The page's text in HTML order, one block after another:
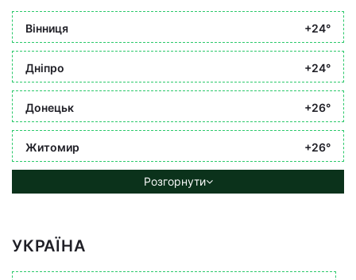
Вінниця +24°
Дніпро +24°
Донецьк +26°
Житомир +26°
Розгорнути
УКРАЇНА